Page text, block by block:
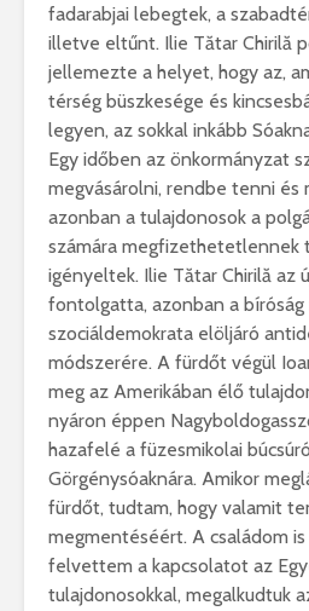
fadarabjai lebegtek, a
illetve eltűnt. Ilie Tătar Chirilă
jellemezte a helyet, hogy az,
térség büszkesége és
legyen, az sokkal inkább
Egy időben az önkormányzat
megvásárolni, rendbe tenni és
azonban a tulajdonosok a
számára megfizethetetlennek
igényeltek. Ilie Tătar Chirilă az
fontolgatta, azonban a
szociáldemokrata elöljáró
módszerére. A fürdőt végül
meg az Amerikában élő
nyáron éppen
hazafelé a füzesmikolai
Görgénysóaknára. Amikor
fürdőt, tudtam, hogy valamit
megmentéséért. A családom
felvettem a kapcsolatot az
tulajdonosokkal, megalkudtuk